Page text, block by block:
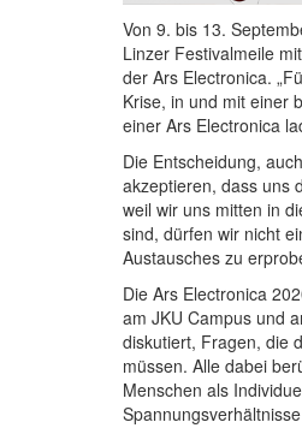
Von 9. bis 13.
Linzer Festivalmeile
der Ars Electronica.
Krise, in und mit einer
einer Ars Electronica
Die Entscheidung,
akzeptieren, dass uns
weil wir uns mitten in
sind, dürfen wir nicht
Austausches zu
Die Ars Electronica
am JKU Campus und
diskutiert, Fragen, die
müssen. Alle dabei
Menschen als